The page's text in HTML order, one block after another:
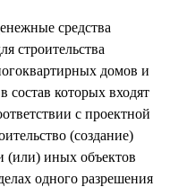
средства
строительства
домов и
которых входят
с проектной
(создание)
(или) иных объектов
одного разрешения